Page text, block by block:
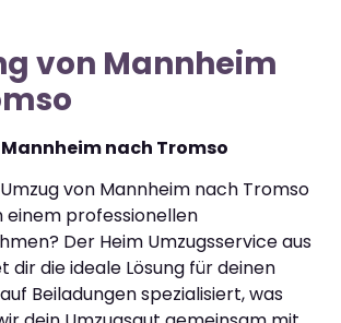
von Mannheim
nach Tromso
von Mannheim nach Tromso
einem professionellen
Der Heim Umzugsservice aus
dir die ideale Lösung für deinen
Beiladungen spezialisiert, was